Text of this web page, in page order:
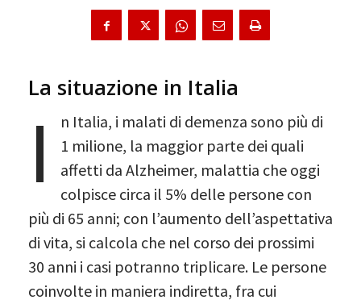
La situazione in Italia
I
n Italia, i malati di demenza sono più di
1 milione, la maggior parte dei quali
affetti da Alzheimer, malattia che oggi
colpisce circa il 5% delle persone con
più di 65 anni; con l’aumento dell’aspettativa
di vita, si calcola che nel corso dei prossimi
30 anni i casi potranno triplicare. Le persone
coinvolte in maniera indiretta, fra cui